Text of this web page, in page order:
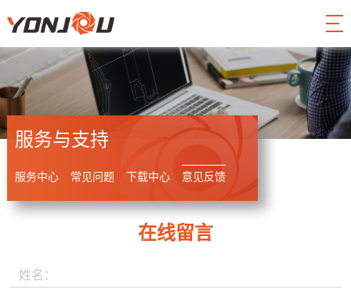
服务与支持
服务中心 常见问题 下载中心 意见反馈
在线留言
姓名：